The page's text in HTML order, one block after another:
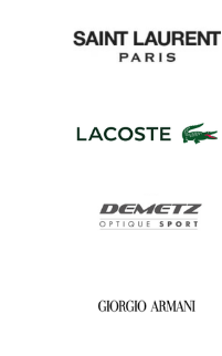
Laurent